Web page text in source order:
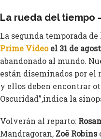
La rueda del tiempo
La segunda temporada
Prime Videoel 31 de
abandonado al mundo.
están diseminados por el
y ellos deben encontrar
Oscuridad”,indica la
Volverán al reparto:
Mandragoran, Zoë Robins